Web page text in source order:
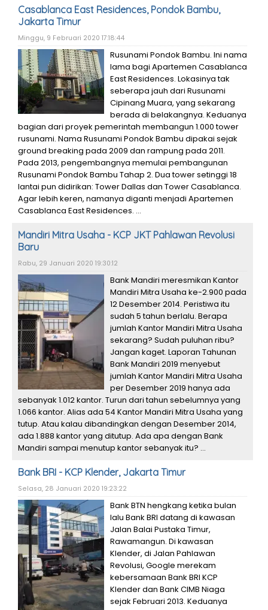
Casablanca East Residences, Pondok Bambu,
Jakarta Timur
Minggu, 9 Februari 2020 17:18:44
Rusunami Pondok Bambu. Ini nama
lama bagi Apartemen Casablanca
East Residences. Lokasinya tak
seberapa jauh dari Rusunami
Cipinang Muara, yang sekarang
berada di belakangnya. Keduanya
bagian dari proyek pemerintah membangun 1.000 tower
rusunami. Nama Rusunami Pondok Bambu dipakai sejak
ground breaking pada 2009 dan rampung pada 2011.
Pada 2013, pengembangnya memulai pembangunan
Rusunami Pondok Bambu Tahap 2. Dua tower setinggi 18
lantai pun didirikan: Tower Dallas dan Tower Casablanca.
Agar lebih keren, namanya diganti menjadi Apartemen
Casablanca East Residences. ...
Mandiri Mitra Usaha - KCP JKT Pahlawan Revolusi
Baru
Rabu, 29 Januari 2020 19:30:12
Bank Mandiri meresmikan Kantor
Mandiri Mitra Usaha ke-2.900 pada
12 Desember 2014. Peristiwa itu
sudah 5 tahun berlalu. Berapa
jumlah Kantor Mandiri Mitra Usaha
sekarang? Sudah puluhan ribu?
Jangan kaget. Laporan Tahunan
Bank Mandiri 2019 menyebut
jumlah Kantor Mandiri Mitra Usaha
per Desember 2019 hanya ada
sebanyak 1.012 kantor. Turun dari tahun sebelumnya yang
1.066 kantor. Alias ada 54 Kantor Mandiri Mitra Usaha yang
tutup. Atau kalau dibandingkan dengan Desember 2014,
ada 1.888 kantor yang ditutup. Ada apa dengan Bank
Mandiri sampai menutup kantor sebanyak itu? ...
Bank BRI - KCP Klender, Jakarta Timur
Selasa, 28 Januari 2020 19:23:22
Bank BTN hengkang ketika bulan
lalu Bank BRI datang di kawasan
Jalan Balai Pustaka Timur,
Rawamangun. Di kawasan
Klender, di Jalan Pahlawan
Revolusi, Google merekam
kebersamaan Bank BRI KCP
Klender dan Bank CIMB Niaga
sejak Februari 2013. Keduanya